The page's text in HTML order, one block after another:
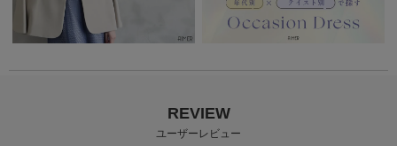
REVIEW
ユーザーレビュー